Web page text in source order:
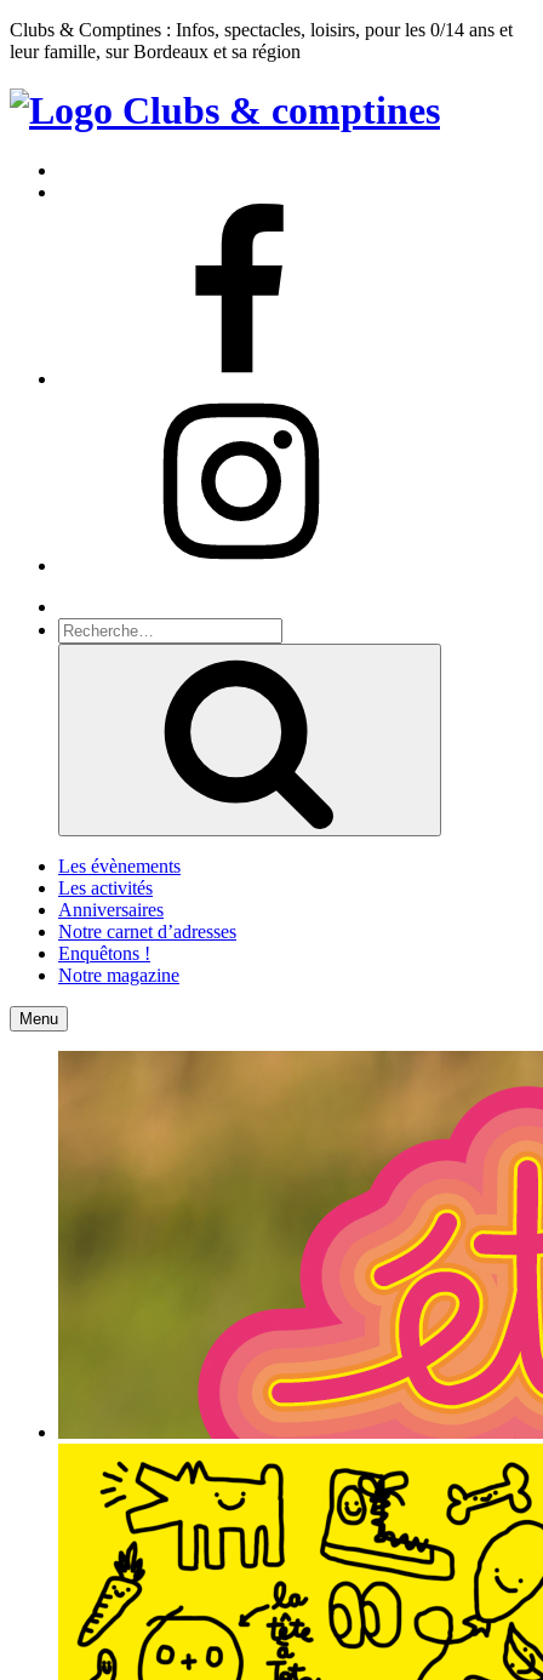
Clubs & Comptines : Infos, spectacles, loisirs, pour les 0/14 ans et
leur famille, sur Bordeaux et sa région
Clubs
Comptines
Recherche
pour
Les évènements
Les activités
Anniversaires
Notre carnet d’adresses
Enquêtons !
Notre magazine
Accueil
Menu Contact